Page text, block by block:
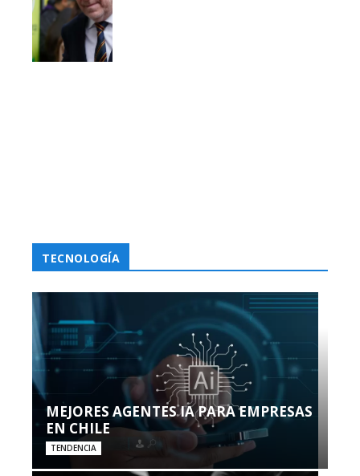
TECNOLOGÍA
MEJORES AGENTES IA PARA EMPRESAS
EN CHILE
TENDENCIA